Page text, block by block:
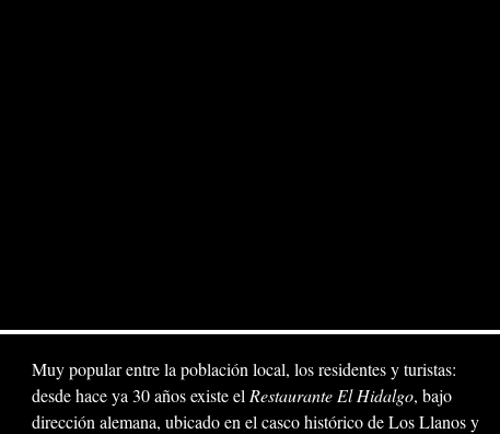
Muy popular entre la población local, los residentes y turistas:
desde hace ya 30 años existe el Restaurante El Hidalgo, bajo
dirección alemana, ubicado en el casco histórico de Los Llanos y